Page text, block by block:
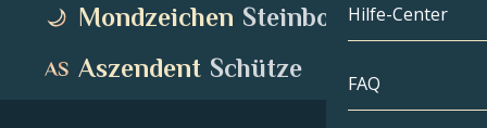
Löwe
Jungfrau
Tarot
Engelszahlen
Hilfe-Center
FAQ
Mondzeichen Steinbock
Aszendent Schütze